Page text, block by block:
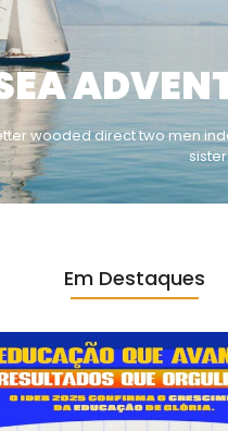
wooded direct two men
Em Destaques